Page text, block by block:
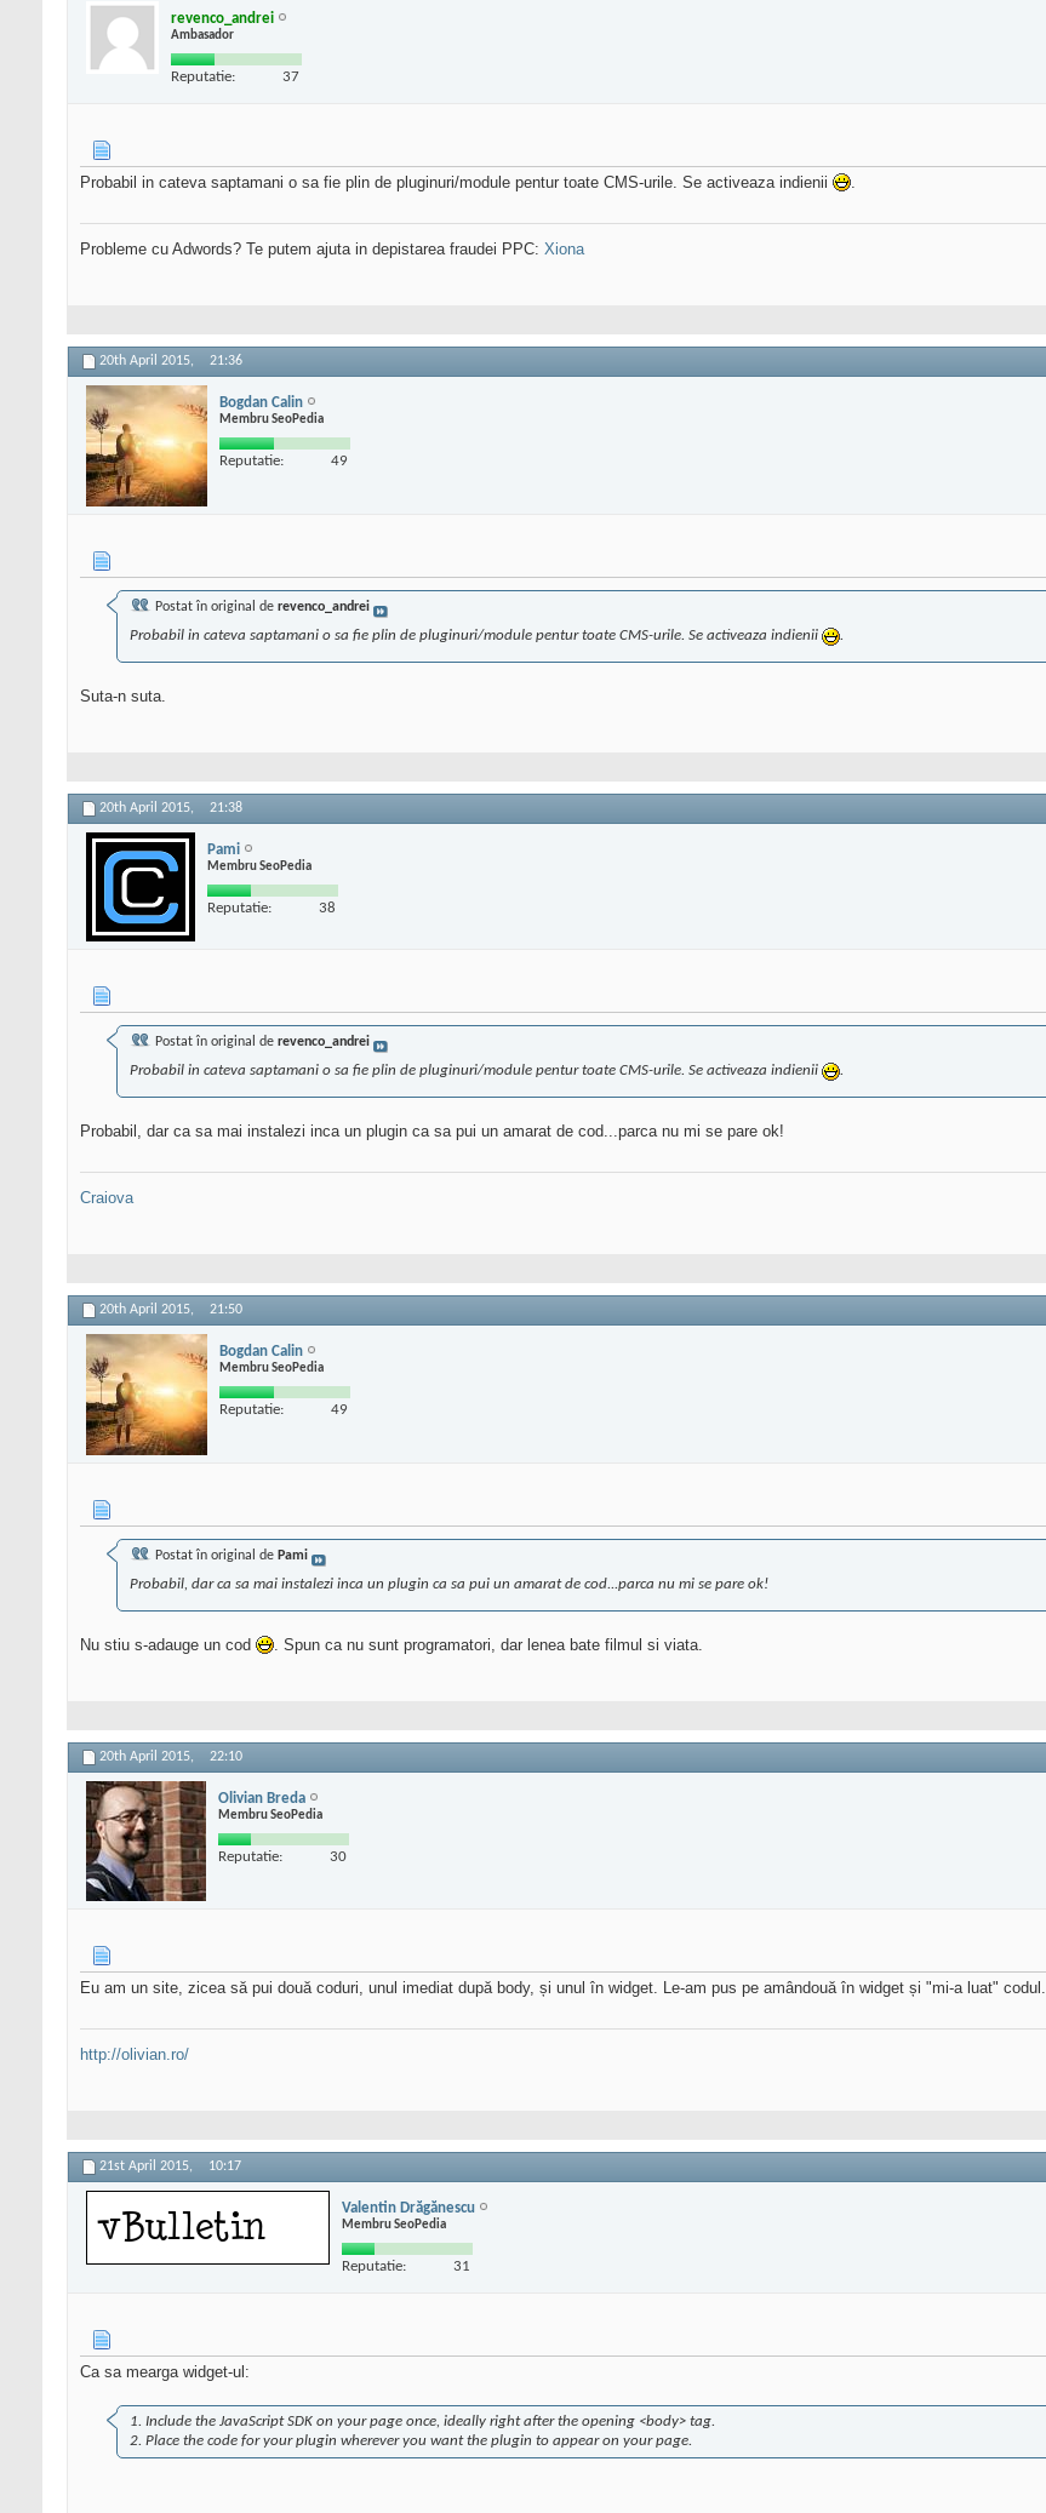
revenco_andrei
Ambasador
Reputatie: 37
Probabil in cateva saptamani o sa fie plin de pluginuri/module pentur toate CMS-urile. Se activeaza indienii .
Probleme cu Adwords? Te putem ajuta in depistarea fraudei PPC: Xiona
20th April 2015, 21:36
Bogdan Calin
Membru SeoPedia
Reputatie: 49
Postat în original de revenco_andrei
Probabil in cateva saptamani o sa fie plin de pluginuri/module pentur toate CMS-urile. Se activeaza indienii .
Suta-n suta.
20th April 2015, 21:38
Pami
Membru SeoPedia
Reputatie: 38
Postat în original de revenco_andrei
Probabil in cateva saptamani o sa fie plin de pluginuri/module pentur toate CMS-urile. Se activeaza indienii .
Probabil, dar ca sa mai instalezi inca un plugin ca sa pui un amarat de cod...parca nu mi se pare ok!
Craiova
20th April 2015, 21:50
Bogdan Calin
Membru SeoPedia
Reputatie: 49
Postat în original de Pami
Probabil, dar ca sa mai instalezi inca un plugin ca sa pui un amarat de cod...parca nu mi se pare ok!
Nu stiu s-adauge un cod . Spun ca nu sunt programatori, dar lenea bate filmul si viata.
20th April 2015, 22:10
Olivian Breda
Membru SeoPedia
Reputatie: 30
Eu am un site, zicea să pui două coduri, unul imediat după body, și unul în widget. Le-am pus pe amândouă în widget și "mi-a luat" codul.
http://olivian.ro/
21st April 2015, 10:17
Valentin Drăgănescu
Membru SeoPedia
Reputatie: 31
Ca sa mearga widget-ul:
1. Include the JavaScript SDK on your page once, ideally right after the opening <body> tag.
2. Place the code for your plugin wherever you want the plugin to appear on your page.